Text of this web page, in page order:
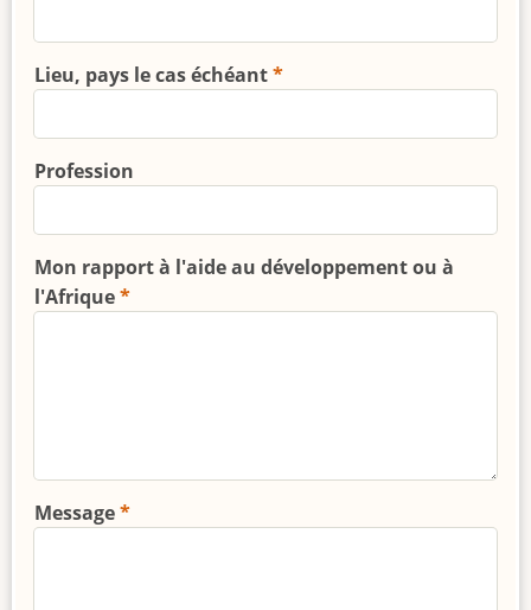
Lieu, pays le cas échéant
Profession
Mon rapport à l'aide au développement ou à
l'Afrique
Message